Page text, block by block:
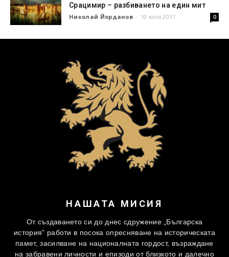
Срацимир – разбиването на един мит
Николай Йорданов - 10 юли 2017 0
НАШАТА МИСИЯ
От създаването си до днес сдружение „Българска
история” работи в посока опресняване на историческата
памет, засилване на националната гордост, възраждане
на забравени личности и епизоди от близкото и далечно